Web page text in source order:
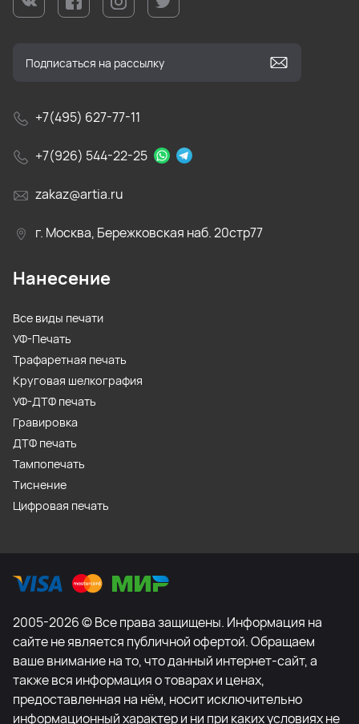
+7(495) 627-77-11
+7(926) 544-22-25
zakaz@artia.ru
г. Москва, Бережковская наб. 20стр77
Нанесение
Все виды печати
УФ-Печать
Трафаретная печать
Круговая шелкография
УФ-ДТФ печать
Гравировка
ДТФ печать
Тампопечать
Тиснение
Цифровая печать
2005-2026 © Все права защищены. Информация на
сайте не является публичной офертой. Обращаем
ваше внимание на то, что данный интернет-сайт, а
также вся информация о товарах и ценах,
предоставленная на нём, носит исключительно
информационный характер и ни при каких условиях не